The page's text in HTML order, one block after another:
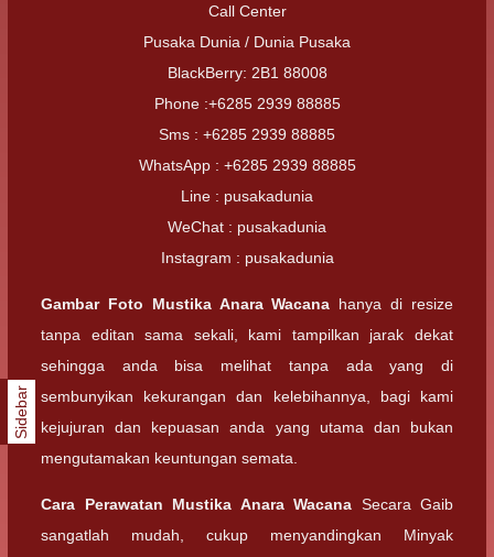
Call Center
Pusaka Dunia / Dunia Pusaka
BlackBerry: 2B1 88008
Phone :+6285 2939 88885
Sms : +6285 2939 88885
WhatsApp : +6285 2939 88885
Line : pusakadunia
WeChat : pusakadunia
Instagram : pusakadunia
Gambar Foto Mustika Anara Wacana hanya di resize
tanpa editan sama sekali, kami tampilkan jarak dekat
sehingga anda bisa melihat tanpa ada yang di
sembunyikan kekurangan dan kelebihannya, bagi kami
kejujuran dan kepuasan anda yang utama dan bukan
mengutamakan keuntungan semata.
Cara Perawatan Mustika Anara Wacana Secara Gaib
sangatlah mudah, cukup menyandingkan Minyak
Sidebar